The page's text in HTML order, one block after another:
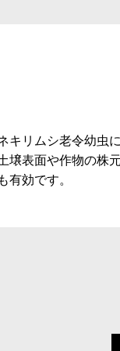
キリムシ老令幼虫
壌表面や作物の株
有効です。